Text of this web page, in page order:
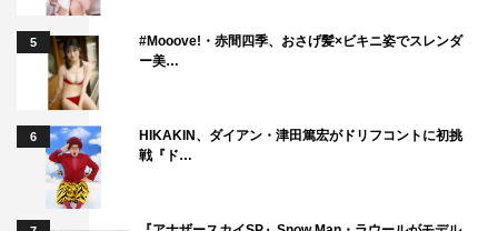
5
#Mooove!・赤間四季、おさげ髪×ビキニ姿でスレンダ
ー美…
6
HIKAKIN、ダイアン・津田篤宏がドリフコントに初挑
戦『ド…